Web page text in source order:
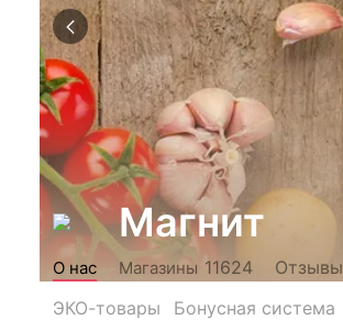
Магнит
О нас Магазины 11624
Отзывы
ЭКО-товары
Бонусная система